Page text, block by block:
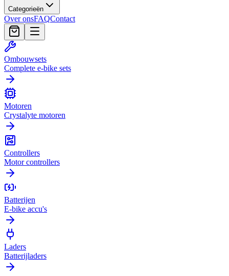
Categorieën
Over onsFAQContact
Ombouwsets
Complete e-bike sets
Motoren
Crystalyte motoren
Controllers
Motor controllers
Batterijen
E-bike accu's
Laders
Batterijladers